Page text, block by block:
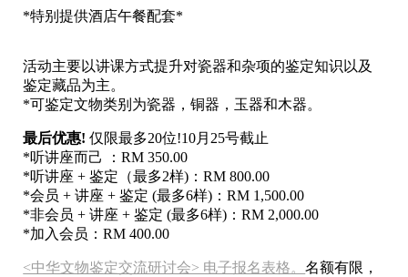
*特别提供酒店午餐配套*
活动主要以讲课方式提升对瓷器和杂项的鉴定知识以及
鉴定藏品为主。
*可鉴定文物类别为瓷器，铜器，玉器和木器。
最后优惠! 仅限最多20位!10月25号截止
*听讲座而己 ：RM 350.00
*听讲座 + 鉴定（最多2样)：RM 800.00
*会员 + 讲座 + 鉴定 (最多6样)：RM 1,500.00
*非会员 + 讲座 + 鉴定 (最多6样)：RM 2,000.00
*加入会员：RM 400.00
<中华文物鉴定交流研讨会> 电子报名表格。名额有限，